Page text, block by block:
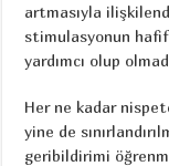
artmasıyla
stimulasyonun
yardımcı olup
Her ne kadar
yine de
geribildirimi